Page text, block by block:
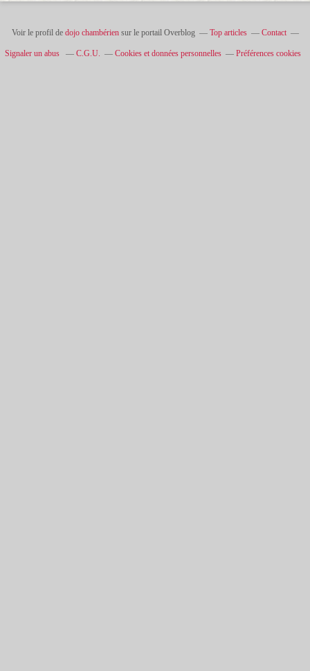
Voir le profil de dojo chambériensur le portail Overblog Top articles Contact
Signaler un abus C.G.U. Cookies et données personnelles Préférences cookies